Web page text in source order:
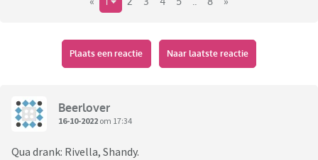
Plaats een reactie Naar laatste reactie
Beerlover
16-10-2022 om 17:34
Qua drank: Rivella, Shandy.